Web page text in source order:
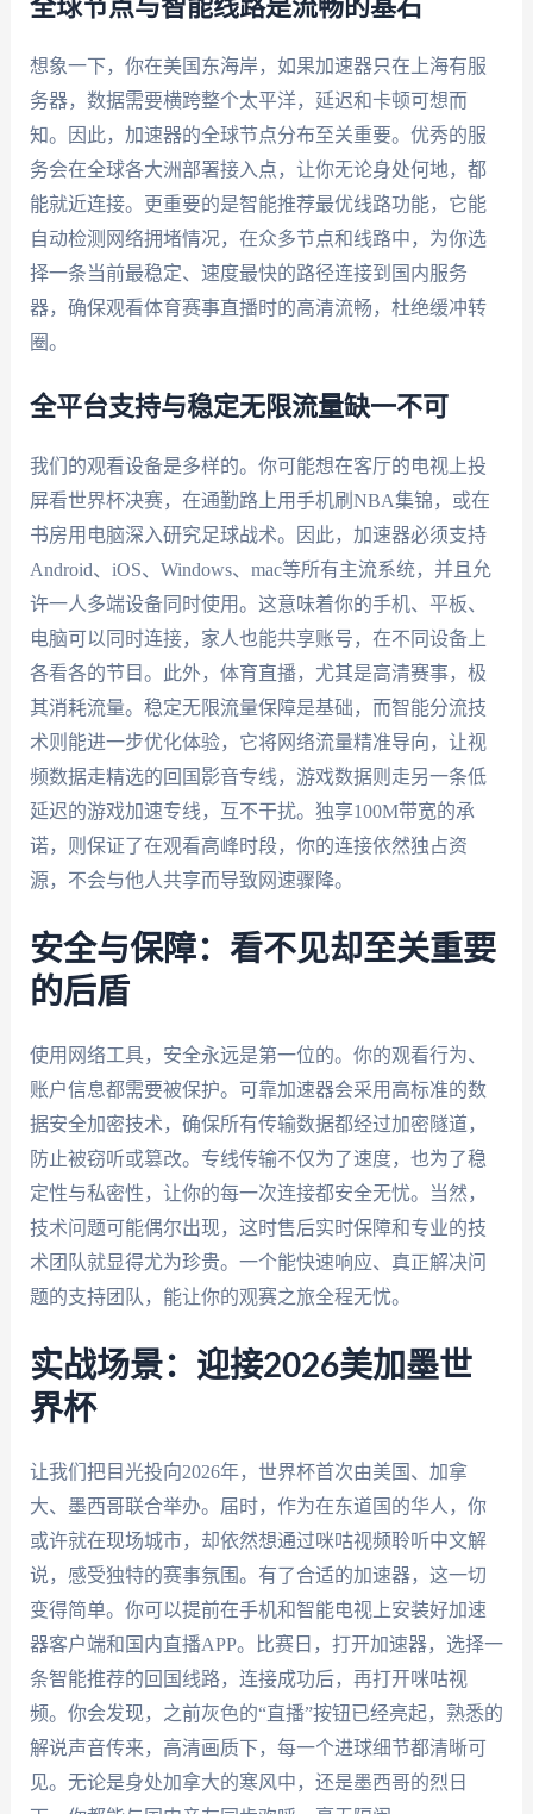
全球节点与智能线路是流畅的基石
想象一下，你在美国东海岸，如果加速器只在上海有服
务器，数据需要横跨整个太平洋，延迟和卡顿可想而
知。因此，加速器的全球节点分布至关重要。优秀的服
务会在全球各大洲部署接入点，让你无论身处何地，都
能就近连接。更重要的是智能推荐最优线路功能，它能
自动检测网络拥堵情况，在众多节点和线路中，为你选
择一条当前最稳定、速度最快的路径连接到国内服务
器，确保观看体育赛事直播时的高清流畅，杜绝缓冲转
圈。
全平台支持与稳定无限流量缺一不可
我们的观看设备是多样的。你可能想在客厅的电视上投
屏看世界杯决赛，在通勤路上用手机刷NBA集锦，或在
书房用电脑深入研究足球战术。因此，加速器必须支持
Android、iOS、Windows、mac等所有主流系统，并且允
许一人多端设备同时使用。这意味着你的手机、平板、
电脑可以同时连接，家人也能共享账号，在不同设备上
各看各的节目。此外，体育直播，尤其是高清赛事，极
其消耗流量。稳定无限流量保障是基础，而智能分流技
术则能进一步优化体验，它将网络流量精准导向，让视
频数据走精选的回国影音专线，游戏数据则走另一条低
延迟的游戏加速专线，互不干扰。独享100M带宽的承
诺，则保证了在观看高峰时段，你的连接依然独占资
源，不会与他人共享而导致网速骤降。
安全与保障：看不见却至关重要
的后盾
使用网络工具，安全永远是第一位的。你的观看行为、
账户信息都需要被保护。可靠加速器会采用高标准的数
据安全加密技术，确保所有传输数据都经过加密隧道，
防止被窃听或篡改。专线传输不仅为了速度，也为了稳
定性与私密性，让你的每一次连接都安全无忧。当然，
技术问题可能偶尔出现，这时售后实时保障和专业的技
术团队就显得尤为珍贵。一个能快速响应、真正解决问
题的支持团队，能让你的观赛之旅全程无忧。
实战场景：迎接2026美加墨世
界杯
让我们把目光投向2026年，世界杯首次由美国、加拿
大、墨西哥联合举办。届时，作为在东道国的华人，你
或许就在现场城市，却依然想通过咪咕视频聆听中文解
说，感受独特的赛事氛围。有了合适的加速器，这一切
变得简单。你可以提前在手机和智能电视上安装好加速
器客户端和国内直播APP。比赛日，打开加速器，选择一
条智能推荐的回国线路，连接成功后，再打开咪咕视
频。你会发现，之前灰色的“直播”按钮已经亮起，熟悉的
解说声音传来，高清画质下，每一个进球细节都清晰可
见。无论是身处加拿大的寒风中，还是墨西哥的烈日